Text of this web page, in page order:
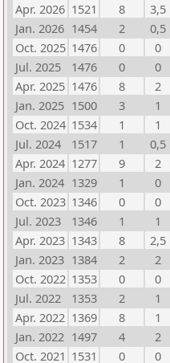
Apr. 2026 1521 8
3,5
Jan. 2026 1454 2
0,5
Oct. 2025 1476 0
0
Jul. 2025
1476 0
0
Apr. 2025 1476 8
2
Jan. 2025 1500 3
1
Oct. 2024 1534 1
1
Jul. 2024
1517 1
0,5
Apr. 2024 1277 9
2
Jan. 2024 1329 1
0
Oct. 2023 1346 0
0
Jul. 2023
1346 1
1
Apr. 2023 1343 8
2,5
Jan. 2023 1384 2
2
Oct. 2022 1353 0
0
Jul. 2022
1353 2
1
Apr. 2022 1369 8
1
Jan. 2022 1497 4
2
Oct. 2021 1531 0
0